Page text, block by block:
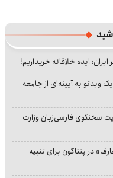
ایده خلاقانه خریداریم!
ویدئو به آیینه‌ای از جامعه
سخنگوی فارسی‌زبان وزارت
در پنتاگون برای تنبیه